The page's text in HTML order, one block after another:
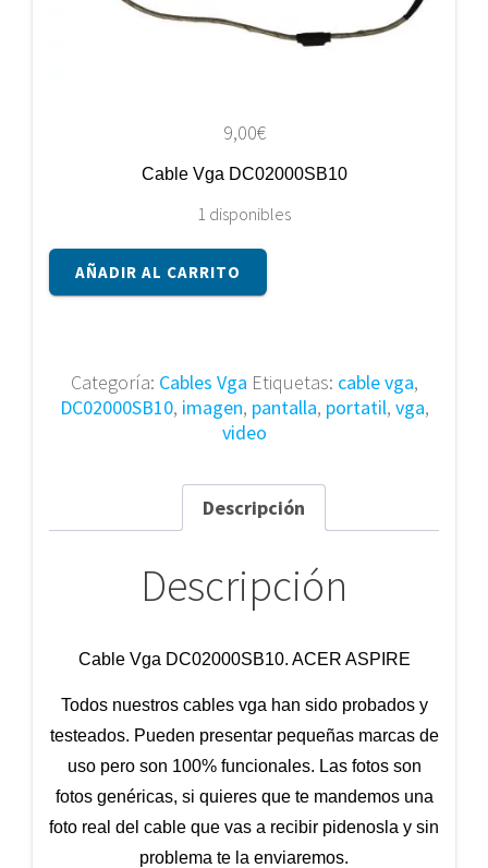
9,00€
Cable Vga DC02000SB10
1 disponibles
Cable
Vga
AÑADIR AL CARRITO
Categoría: Cables Vga Etiquetas: cable vga,
DC02000SB10, imagen, pantalla, portatil, vga,
video
Descripción
Descripción
Cable Vga DC02000SB10. ACER ASPIRE
Todos nuestros cables vga han sido probados y
testeados. Pueden presentar pequeñas marcas de
uso pero son 100% funcionales. Las fotos son
fotos genéricas, si quieres que te mandemos una
foto real del cable que vas a recibir pidenosla y sin
problema te la enviaremos.